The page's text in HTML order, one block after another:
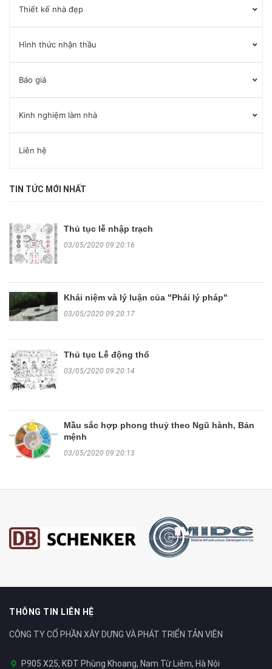
Thiết kế nhà đẹp
Hình thức nhận thầu
Báo giá
Kinh nghiệm làm nhà
Liên hệ
TIN TỨC MỚI NHẤT
Thủ tục lễ nhập trạch
03/05/2020 09:20:16
Khái niệm và lý luận của "Phái lý pháp"
03/05/2020 09:20:17
Thủ tục Lễ động thổ
03/05/2020 09:20:14
Mầu sắc hợp phong thuỷ theo Ngũ hành, Bản
mệnh
03/05/2020 09:20:13
THÔNG TIN LIÊN HỆ
CÔNG TY CỔ PHẦN XÂY DỰNG VÀ PHÁT TRIỂN TẢN VIÊN
P905 X25, KĐT Phùng Khoang, Nam Từ Liêm, Hà Nội